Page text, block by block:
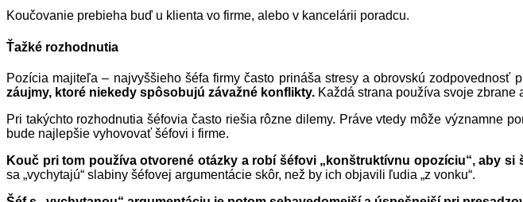
Koučovanie prebieha buď u klienta vo firme, alebo v kancelárii poradcu.
Ťažké rozhodnutia
Pozícia majiteľa – najvyššieho šéfa firmy často prináša stresy a obrovskú zodpovednosť
záujmy, ktoré niekedy spôsobujú závažné konflikty. Každá strana používa svoje
Pri takýchto rozhodnutia šéfovia často riešia rôzne dilemy. Práve vtedy môže významne
bude najlepšie vyhovovať šéfovi i firme.
Kouč pri tom používa otvorené otázky a robí šéfovi „konštruktívnu opozíciu“, aby
sa „vychytajú“ slabiny šéfovej argumentácie skôr, než by ich objavili ľudia „z vonku“.